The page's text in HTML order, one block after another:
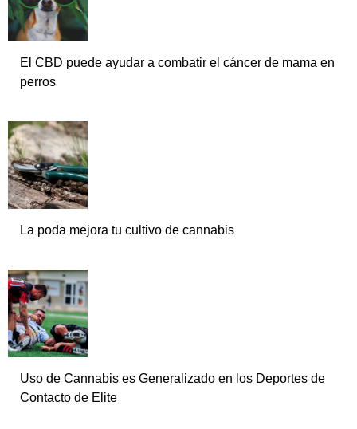
El CBD puede ayudar a combatir el cáncer de mama en
perros
La poda mejora tu cultivo de cannabis
Uso de Cannabis es Generalizado en los Deportes de
Contacto de Elite